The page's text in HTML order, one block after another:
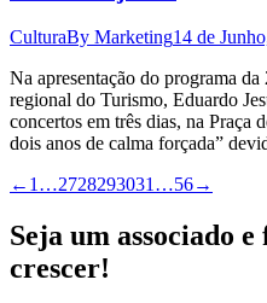
CulturaBy Marketing14 de
Na apresentação do programa
regional do Turismo, Eduardo
concertos em três dias, na Praça
dois anos de calma forçada”
← 1 …2728293031 …56→
Seja um associado e
crescer!